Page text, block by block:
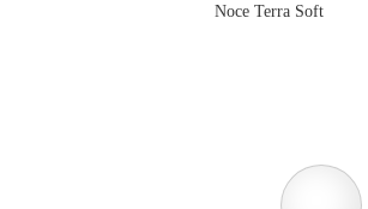
Noce Terra Soft